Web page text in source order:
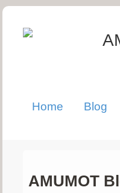
Home Blog
AMUMOT